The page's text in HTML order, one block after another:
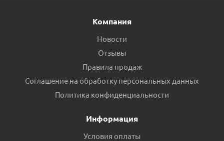
Есть в наличии (2)
Компания
Новости
Отзывы
Правила продаж
Соглашение на обработку персональных данных
Политика конфиденциальности
Информация
Условия оплаты